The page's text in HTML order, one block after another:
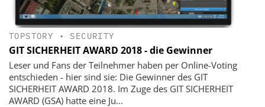
TOPSTORY • SECURITY
GIT SICHERHEIT AWARD 2018 - die Gewinner
Leser und Fans der Teilnehmer haben per Online-Voting
entschieden - hier sind sie: Die Gewinner des GIT
SICHERHEIT AWARD 2018. Im Zuge des GIT SICHERHEIT
AWARD (GSA) hatte eine Ju...